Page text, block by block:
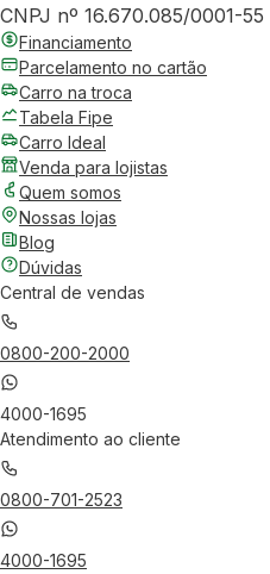
CNPJ nº 16.670.085/0001-55
Financiamento
Parcelamento no cartão
Carro na troca
Tabela Fipe
Carro Ideal
Venda para lojistas
Quem somos
Nossas lojas
Blog
Dúvidas
Central de vendas
0800-200-2000
4000-1695
Atendimento ao cliente
0800-701-2523
4000-1695